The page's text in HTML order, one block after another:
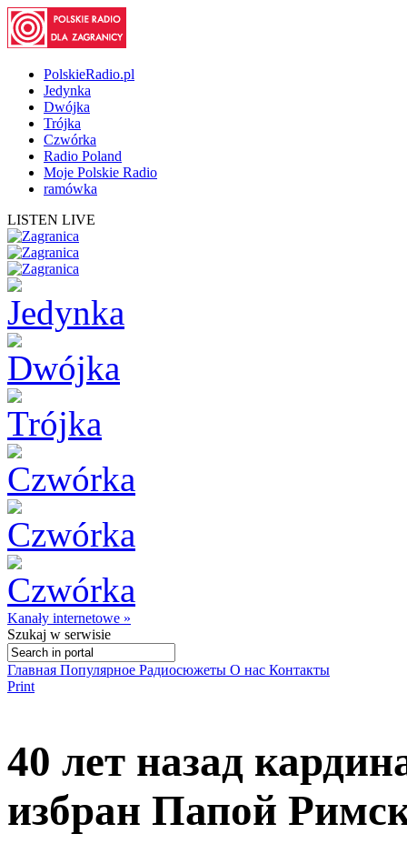
PolskieRadio.pl
Jedynka
Dwójka
Trójka
Czwórka
Radio Poland
Moje Polskie Radio
ramówka
LISTEN LIVE
Kanały internetowe »
Szukaj w serwisie
Главная Популярное Радиосюжеты О нас Контакты
Print
40 лет назад
избран Папой